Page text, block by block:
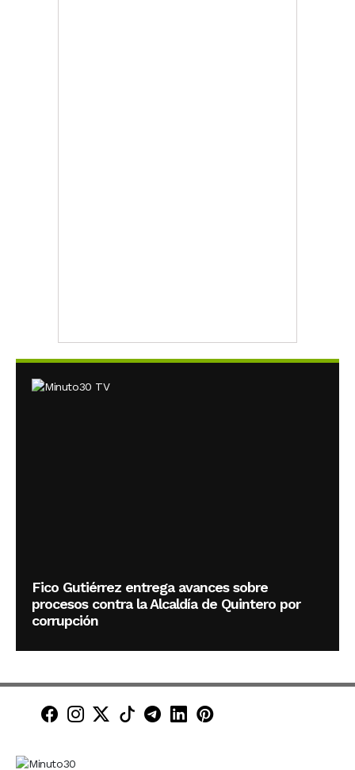
Fico Gutiérrez entrega avances sobre
procesos contra la Alcaldía de Quintero por
corrupción
Minuto30 en Facebook
Minuto30 en Instagram
Minuto30 en X (Twitter)
Minuto30 en TikTok
Canal de Minuto30 en
Minuto30 en LinkedIn
Minuto30 en